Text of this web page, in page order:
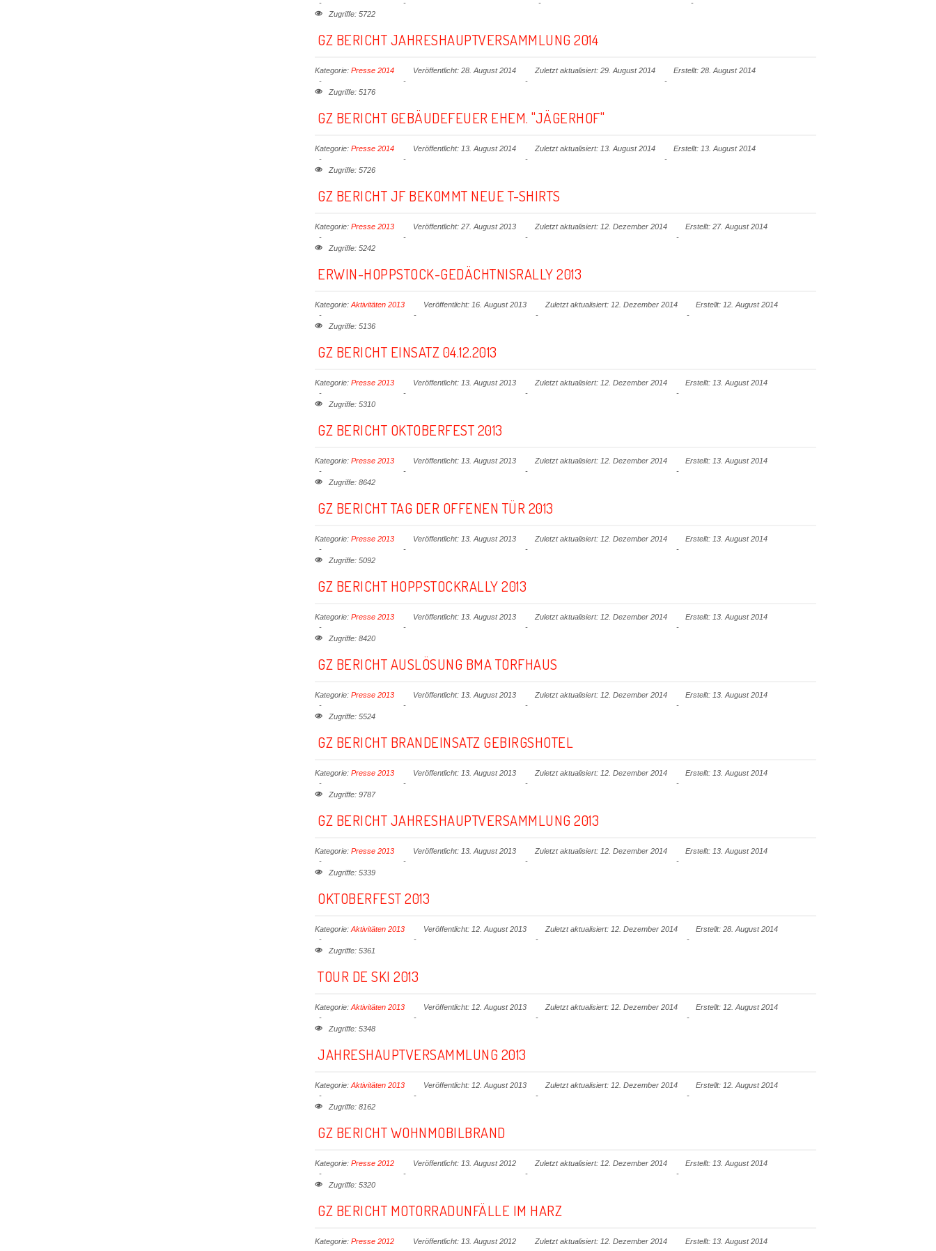
Zugriffe: 5722
GZ BERICHT JAHRESHAUPTVERSAMMLUNG 2014
Kategorie: Presse 2014 Veröffentlicht: 28. August 2014 Zuletzt aktualisiert: 29. August 2014 Erstellt: 28. August 2014
Zugriffe: 5176
GZ BERICHT GEBÄUDEFEUER EHEM. "JÄGERHOF"
Kategorie: Presse 2014 Veröffentlicht: 13. August 2014 Zuletzt aktualisiert: 13. August 2014 Erstellt: 13. August 2014
Zugriffe: 5726
GZ BERICHT JF BEKOMMT NEUE T-SHIRTS
Kategorie: Presse 2013 Veröffentlicht: 27. August 2013 Zuletzt aktualisiert: 12. Dezember 2014 Erstellt: 27. August 2014
Zugriffe: 5242
ERWIN-HOPPSTOCK-GEDÄCHTNISRALLY 2013
Kategorie: Aktivitäten 2013 Veröffentlicht: 16. August 2013 Zuletzt aktualisiert: 12. Dezember 2014 Erstellt: 12. August 2014
Zugriffe: 5136
GZ BERICHT EINSATZ 04.12.2013
Kategorie: Presse 2013 Veröffentlicht: 13. August 2013 Zuletzt aktualisiert: 12. Dezember 2014 Erstellt: 13. August 2014
Zugriffe: 5310
GZ BERICHT OKTOBERFEST 2013
Kategorie: Presse 2013 Veröffentlicht: 13. August 2013 Zuletzt aktualisiert: 12. Dezember 2014 Erstellt: 13. August 2014
Zugriffe: 8642
GZ BERICHT TAG DER OFFENEN TÜR 2013
Kategorie: Presse 2013 Veröffentlicht: 13. August 2013 Zuletzt aktualisiert: 12. Dezember 2014 Erstellt: 13. August 2014
Zugriffe: 5092
GZ BERICHT HOPPSTOCKRALLY 2013
Kategorie: Presse 2013 Veröffentlicht: 13. August 2013 Zuletzt aktualisiert: 12. Dezember 2014 Erstellt: 13. August 2014
Zugriffe: 8420
GZ BERICHT AUSLÖSUNG BMA TORFHAUS
Kategorie: Presse 2013 Veröffentlicht: 13. August 2013 Zuletzt aktualisiert: 12. Dezember 2014 Erstellt: 13. August 2014
Zugriffe: 5524
GZ BERICHT BRANDEINSATZ GEBIRGSHOTEL
Kategorie: Presse 2013 Veröffentlicht: 13. August 2013 Zuletzt aktualisiert: 12. Dezember 2014 Erstellt: 13. August 2014
Zugriffe: 9787
GZ BERICHT JAHRESHAUPTVERSAMMLUNG 2013
Kategorie: Presse 2013 Veröffentlicht: 13. August 2013 Zuletzt aktualisiert: 12. Dezember 2014 Erstellt: 13. August 2014
Zugriffe: 5339
OKTOBERFEST 2013
Kategorie: Aktivitäten 2013 Veröffentlicht: 12. August 2013 Zuletzt aktualisiert: 12. Dezember 2014 Erstellt: 28. August 2014
Zugriffe: 5361
TOUR DE SKI 2013
Kategorie: Aktivitäten 2013 Veröffentlicht: 12. August 2013 Zuletzt aktualisiert: 12. Dezember 2014 Erstellt: 12. August 2014
Zugriffe: 5348
JAHRESHAUPTVERSAMMLUNG 2013
Kategorie: Aktivitäten 2013 Veröffentlicht: 12. August 2013 Zuletzt aktualisiert: 12. Dezember 2014 Erstellt: 12. August 2014
Zugriffe: 8162
GZ BERICHT WOHNMOBILBRAND
Kategorie: Presse 2012 Veröffentlicht: 13. August 2012 Zuletzt aktualisiert: 12. Dezember 2014 Erstellt: 13. August 2014
Zugriffe: 5320
GZ BERICHT MOTORRADUNFÄLLE IM HARZ
Kategorie: Presse 2012 Veröffentlicht: 13. August 2012 Zuletzt aktualisiert: 12. Dezember 2014 Erstellt: 13. August 2014